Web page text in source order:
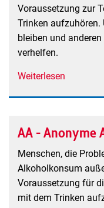
Voraussetzung zur
Trinken aufzuhören.
bleiben und
verhelfen.
Weiterlesen
Titsee-
Neustadt
AA - Anonyme
Menschen, die
Alkoholkonsum
Voraussetzung für
mit dem Trinken